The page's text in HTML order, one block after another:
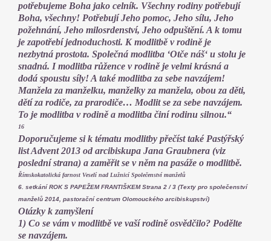
potřebujeme Boha jako celník. Všechny rodiny potřebují
Boha, všechny! Potřebují Jeho pomoc, Jeho sílu, Jeho
požehnání, Jeho milosrdenství, Jeho odpuštění. A k tomu
je zapotřebí jednoduchosti. K modlitbě v rodině je
nezbytná prostota. Společná modlitba ‘Otče náš‘ u stolu je
snadná. I modlitba růžence v rodině je velmi krásná a
dodá spoustu síly! A také modlitba za sebe navzájem!
Manžela za manželku, manželky za manžela, obou za děti,
dětí za rodiče, za prarodiče… Modlit se za sebe navzájem.
To je modlitba v rodině a modlitba činí rodinu silnou.“
16
Doporučujeme si k tématu modlitby přečíst také Pastýřský
list Advent 2013 od arcibiskupa Jana Graubnera (viz
poslední strana) a zaměřit se v něm na pasáže o modlitbě.
Římskokatolická farnost Veselí nad Lužnicí Společenství manželů
6. setkání ROK S PAPEŽEM FRANTIŠKEM Strana 2 / 3 (Texty pro společenství
manželů 2014, pastorační centrum Olomouckého arcibiskupství)
Otázky k zamyšlení
1) Co se vám v modlitbě ve vaší rodině osvědčilo? Podělte
se navzájem.